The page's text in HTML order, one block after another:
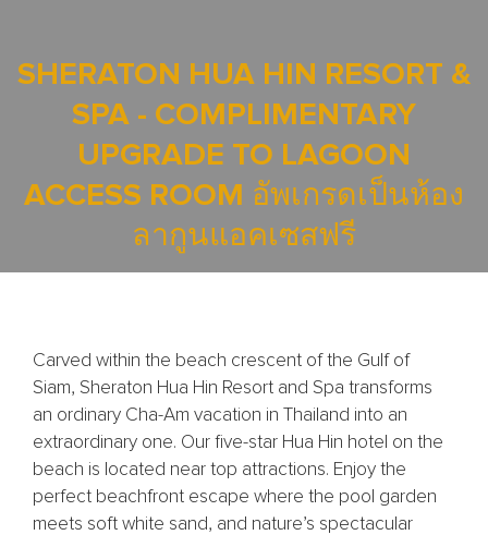
SHERATON HUA HIN RESORT &
SPA - COMPLIMENTARY
UPGRADE TO LAGOON
ACCESS ROOM อัพเกรดเป็นห้อง
ลากูนแอคเซสฟรี
Carved within the beach crescent of the Gulf of
Siam, Sheraton Hua Hin Resort and Spa transforms
an ordinary Cha-Am vacation in Thailand into an
extraordinary one. Our five-star Hua Hin hotel on the
beach is located near top attractions. Enjoy the
perfect beachfront escape where the pool garden
meets soft white sand, and nature’s spectacular